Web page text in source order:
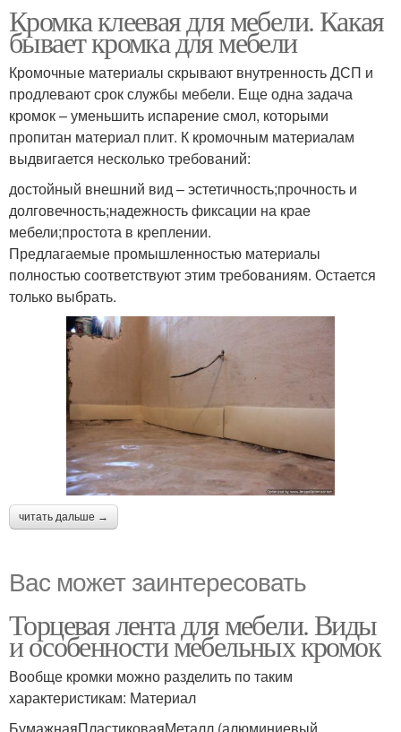
Кромка клеевая для мебели. Какая
бывает кромка для мебели
Кромочные материалы скрывают внутренность ДСП и
продлевают срок службы мебели. Еще одна задача
кромок – уменьшить испарение смол, которыми
пропитан материал плит. К кромочным материалам
выдвигается несколько требований:
достойный внешний вид – эстетичность;прочность и
долговечность;надежность фиксации на крае
мебели;простота в креплении.
Предлагаемые промышленностью материалы
полностью соответствуют этим требованиям. Остается
только выбрать.
читать дальше →
Вас может заинтересовать
Торцевая лента для мебели. Виды
и особенности мебельных кромок
Вообще кромки можно разделить по таким
характеристикам: Материал
БумажнаяПластиковаяМеталл (алюминиевый